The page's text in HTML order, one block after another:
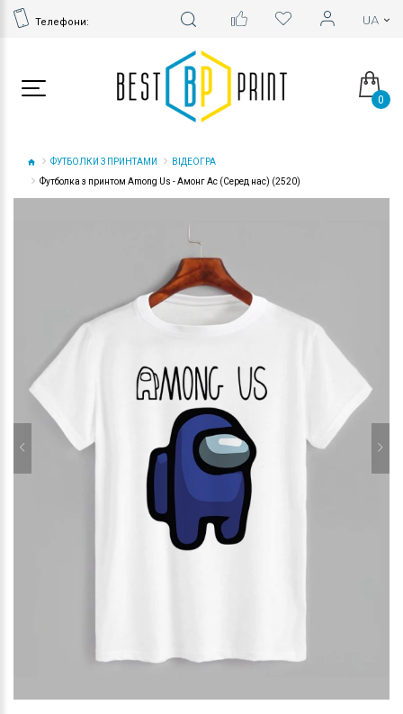
Телефони:
0
ФУТБОЛКИ З ПРИНТАМИ
ВІДЕОГРА
Футболка з принтом Among Us - Амонг Ас (Серед нас) (2520)